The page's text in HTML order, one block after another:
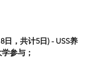
日，共计5日) - USS养
参与；